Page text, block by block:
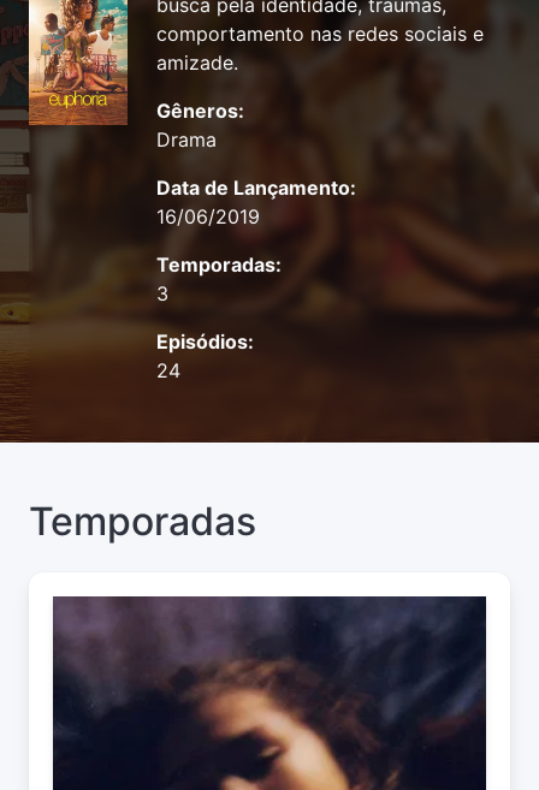
busca pela identidade, traumas,
comportamento nas redes sociais e
amizade.
Gêneros:
Drama
Data de Lançamento:
16/06/2019
Temporadas:
3
Episódios:
24
Temporadas